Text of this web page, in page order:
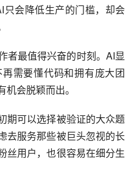
只会降低生产的门槛，却会
者最值得兴奋的时刻。AI显
需要懂代码和拥有庞大团
会脱颖而出。
期可以选择被验证的大众题
去服务那些被巨头忽视的长
丝用户，也很容易在细分生